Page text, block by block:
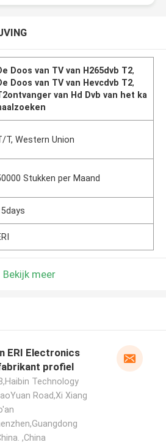
Doos van TV van H265dvb T2,
Doos van TV van Hevcdvb T2,
van Hd Dvb van het ka
T, Western Union
Stukken per Maand
Bekijk meer
ERI Electronics
profiel
Technology
Road,Xi Xiang
,China